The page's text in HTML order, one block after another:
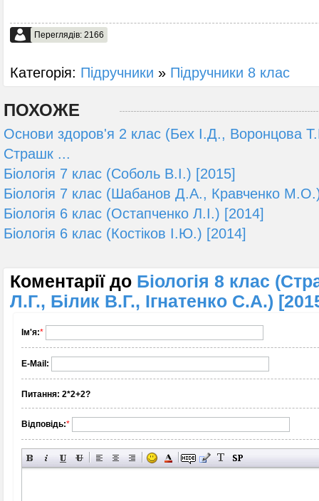
Переглядів: 2166
Категорія: Підручники » Підручники 8 клас
ПОХОЖЕ
Основи здоров'я 2 клас (Бех І.Д., Воронцова
Страшк ...
Біологія 7 клас (Соболь В.І.) [2015]
Біологія 7 клас (Шабанов Д.А., Кравченко
Біологія 6 клас (Остапченко Л.І.) [2014]
Біологія 6 клас (Костіков І.Ю.) [2014]
Коментарії до Біологія 8 клас
Л.Г., Білик В.Г., Ігнатенко С.А.)
Ім'я:*
E-Mail:
Питання: 2*2+2?
Відповідь:*